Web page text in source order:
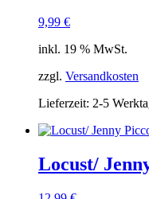
9,99 €
inkl. 19 % MwSt.
zzgl. Versandkosten
Lieferzeit: 2-5
Locust/